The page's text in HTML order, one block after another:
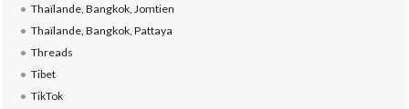
Thaïlande, Bangkok, Jomtien
Thaïlande, Bangkok, Pattaya
Threads
Tibet
TikTok